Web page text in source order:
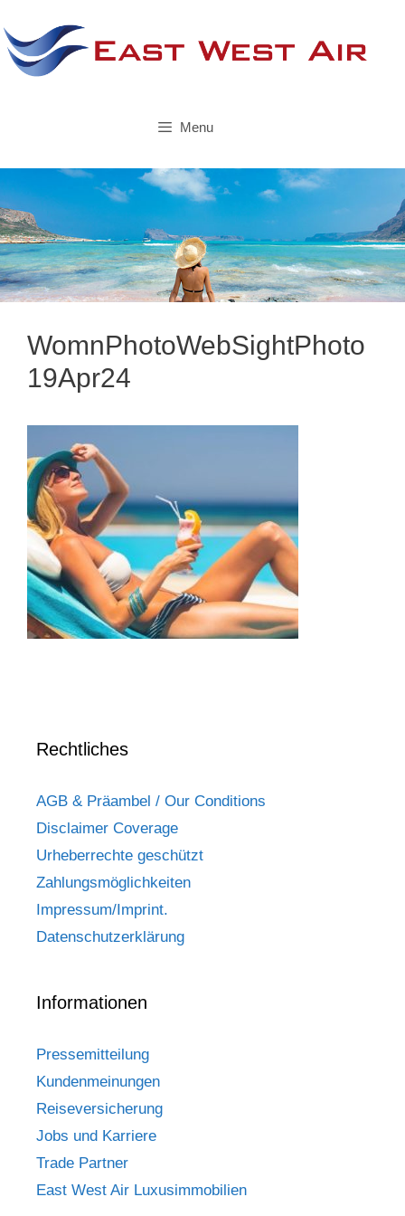
to
content
Menu
WomnPhotoWebSightPhoto
19Apr24
Rechtliches
AGB & Präambel / Our Conditions
Disclaimer Coverage
Urheberrechte geschützt
Zahlungsmöglichkeiten
Impressum/Imprint.
Datenschutzerklärung
Informationen
Pressemitteilung
Kundenmeinungen
Reiseversicherung
Jobs und Karriere
Trade Partner
East West Air Luxusimmobilien